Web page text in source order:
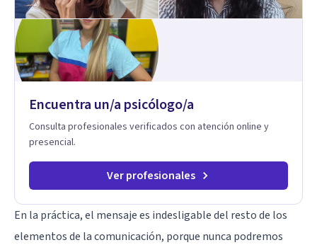
Encuentra un/a psicólogo/a
Consulta profesionales verificados con atención online y
presencial.
Ver profesionales
En la práctica, el mensaje es indesligable del resto de los
elementos de la comunicación, porque nunca podremos